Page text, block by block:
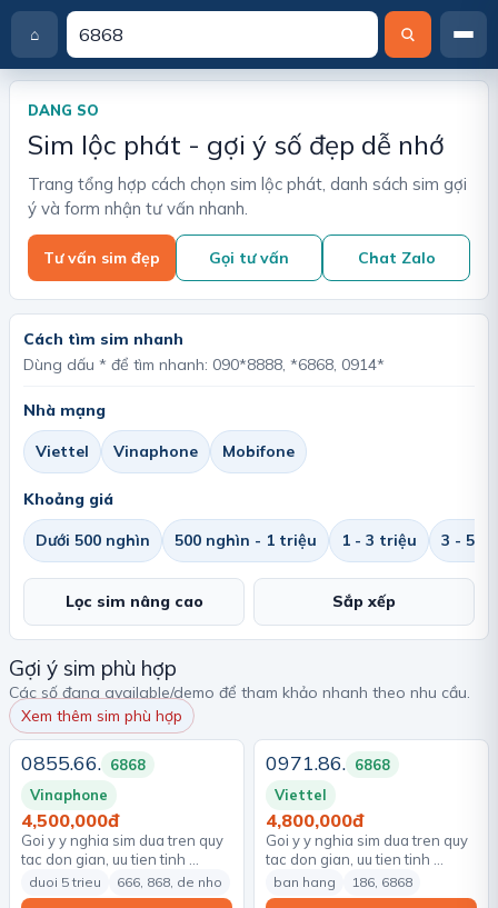
⌂
T
r
n
g
h
ủ
DANG SO
Sim lộc phát - gợi ý số đẹp dễ nhớ
Trang tổng hợp cách chọn sim lộc phát, danh sách sim gợi
ý và form nhận tư vấn nhanh.
Tư vấn sim đẹp Gọi tư vấn Chat Zalo
Cách tìm sim nhanh
Dùng dấu * để tìm nhanh: 090*8888, *6868, 0914*
Nhà mạng
Viettel Vinaphone Mobifone
Khoảng giá
Dưới 500 nghìn 500 nghìn - 1 triệu 1 - 3 triệu 3 - 5
Lọc sim nâng cao Sắp xếp
Gợi ý sim phù hợp
Các số đang available/demo để tham khảo nhanh theo nhu cầu.
Xem thêm sim phù hợp
0855.66. 6868
Vinaphone
4,500,000đ
Goi y y nghia sim dua tren quy
tac don gian, uu tien tinh …
duoi 5 trieu 666, 868, de nho
0971.86. 6868
Viettel
4,800,000đ
Goi y y nghia sim dua tren quy
tac don gian, uu tien tinh …
ban hang 186, 6868